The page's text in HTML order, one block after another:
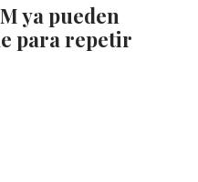
ya pueden
para repetir